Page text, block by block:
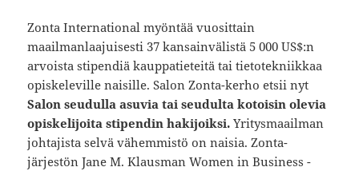
Zonta International myöntää vuosittain
maailmanlaajuisesti 37 kansainvälistä 5 000 US$:n
arvoista stipendiä kauppatieteitä tai tietotekniikkaa
opiskeleville naisille. Salon Zonta-kerho etsii nyt
Salon seudulla asuvia tai seudulta kotoisin olevia
opiskelijoita stipendin hakijoiksi. Yritysmaailman
johtajista selvä vähemmistö on naisia. Zonta-
järjestön Jane M. Klausman Women in Business -